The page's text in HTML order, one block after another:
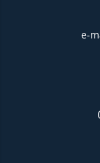
e-